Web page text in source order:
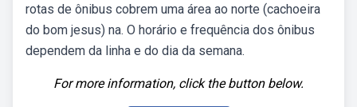
rotas de ônibus cobrem uma área ao norte (cachoeira
do bom jesus) na. O horário e frequência dos ônibus
dependem da linha e do dia da semana.
For more information, click the button below.